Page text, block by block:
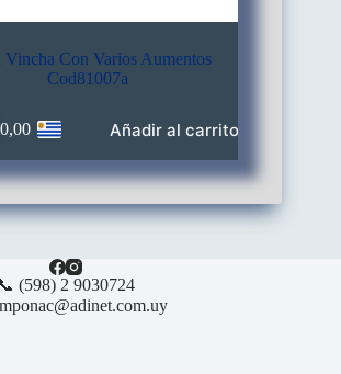
Vincha Con Varios Aumentos
Cod81007a
Añadir al carrito
📞 (598) 2 9030724